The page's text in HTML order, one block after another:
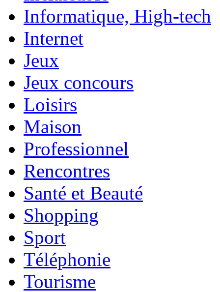
Informatique, High-tech
Internet
Jeux
Jeux concours
Loisirs
Maison
Professionnel
Rencontres
Santé et Beauté
Shopping
Sport
Téléphonie
Tourisme